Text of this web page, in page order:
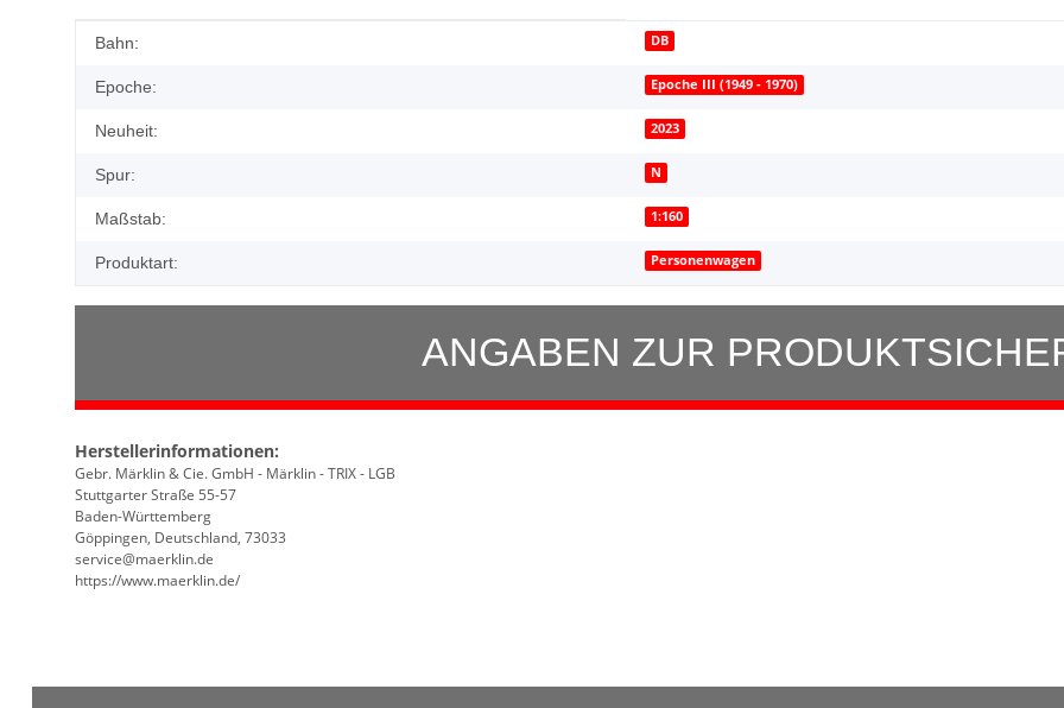
Produkteigenschaft
Wert
Bahn: DB
Epoche: Epoche III (1949 - 1970)
Neuheit: 2023
Spur: N
Maßstab: 1:160
Produktart: Personenwagen
ANGABEN ZUR
Herstellerinformationen:
Gebr. Märklin & Cie. GmbH - Märklin - TRIX - LGB
Stuttgarter Straße 55-57
Baden-Württemberg
Göppingen, Deutschland, 73033
service@maerklin.de
https://www.maerklin.de/